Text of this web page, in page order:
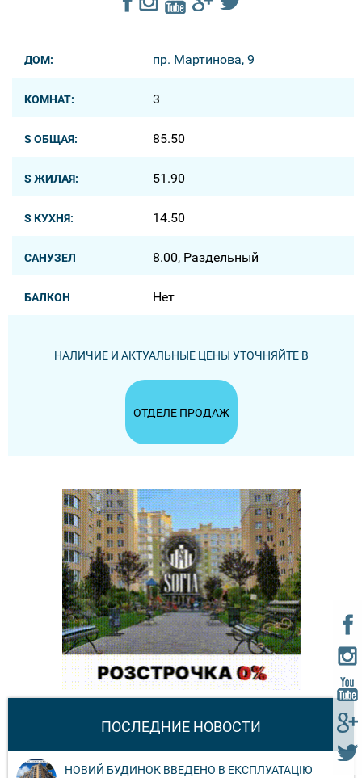
ДОМ: пр. Мартинова, 9
КОМНАТ: 3
S ОБЩАЯ: 85.50
S ЖИЛАЯ: 51.90
S КУХНЯ: 14.50
САНУЗЕЛ 8.00, Раздельный
БАЛКОН Нет
НАЛИЧИЕ И АКТУАЛЬНЫЕ ЦЕНЫ УТОЧНЯЙТЕ В
ОТДЕЛЕ ПРОДАЖ
ПОСЛЕДНИЕ НОВОСТИ
НОВИЙ БУДИНОК ВВЕДЕНО В ЕКСПЛУАТАЦІЮ